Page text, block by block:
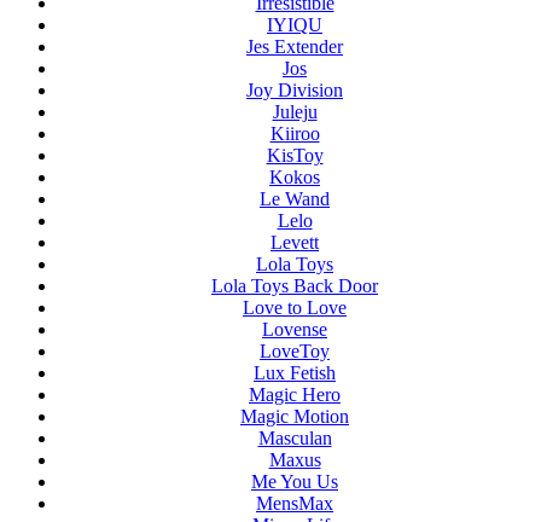
IYIQU
Jes Extender
Jos
Joy Division
Juleju
Kiiroo
KisToy
Kokos
Le Wand
Lelo
Levett
Lola Toys
Lola Toys Back Door
Love to Love
Lovense
LoveToy
Lux Fetish
Magic Hero
Magic Motion
Masculan
Maxus
Me You Us
MensMax